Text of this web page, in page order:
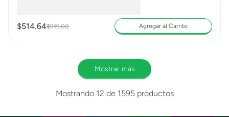
$514.64$919.00 Agregar al Carrito
Mostrar más
Mostrando 12 de 1595productos